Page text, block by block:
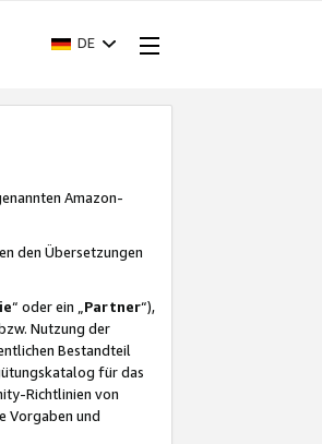
DE
Amazon-
den Übersetzungen
“ oder ein „Partner“),
Nutzung der
Bestandteil
für das
Richtlinien von
Vorgaben und